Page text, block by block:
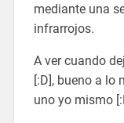
mediante una
infrarrojos.
A ver cuando
[:D], bueno a lo
uno yo mismo